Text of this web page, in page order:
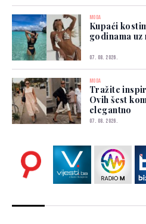
MODA
Kupaći
godinama
07. 08. 2026.
MODA
Tražite
Ovih šest
elegantno
07. 08. 2026.